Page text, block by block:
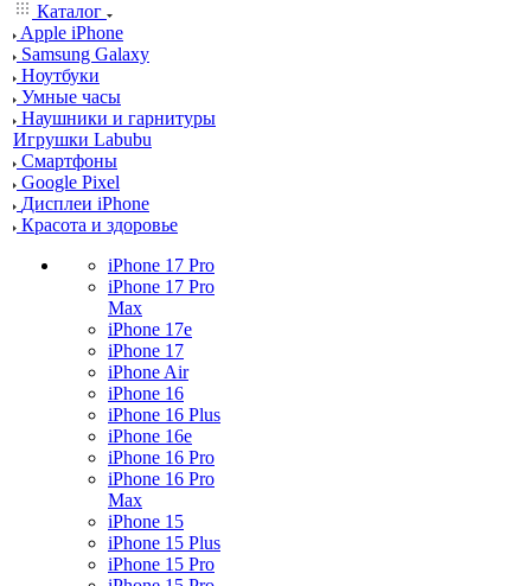
Каталог
Apple iPhone
Samsung Galaxy
Ноутбуки
Умные часы
Наушники и гарнитуры
Игрушки Labubu
Смартфоны
Google Pixel
Дисплеи iPhone
Красота и здоровье
iPhone 17 Pro
iPhone 17 Pro
Max
iPhone 17e
iPhone 17
iPhone Air
iPhone 16
iPhone 16 Plus
iPhone 16e
iPhone 16 Pro
iPhone 16 Pro
Max
iPhone 15
iPhone 15 Plus
iPhone 15 Pro